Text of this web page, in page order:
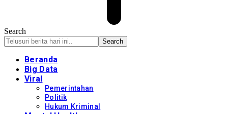
Search
Beranda
Big Data
Viral
Pemerintahan
Politik
Hukum Kriminal